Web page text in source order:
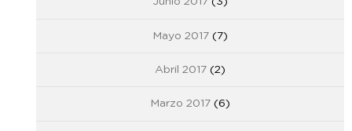
Mayo 2017 (7)
Abril 2017 (2)
Marzo 2017 (6)